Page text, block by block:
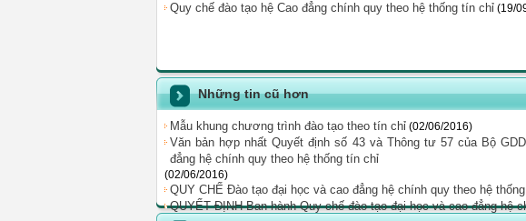
Quy chế đào tạo hệ Cao đẳng chính quy theo hệ thống tín chỉ (19/
Những tin cũ hơn
Mẫu khung chương trình đào tạo theo tín chỉ (02/06/2016)
Văn bản hợp nhất Quyết định số 43 và Thông tư 57 của Bộ
đẳng hệ chính quy theo hệ thống tín chỉ
(02/06/2016)
QUY CHẾ Đào tạo đại học và cao đẳng hệ chính quy theo hệ
QUYẾT ĐỊNH Ban hành Quy chế đào tạo đại học và cao đẳng hệ